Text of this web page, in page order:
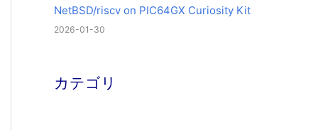
NetBSD/riscv on PIC64GX Curiosity Kit
2026-01-30
カテゴリ